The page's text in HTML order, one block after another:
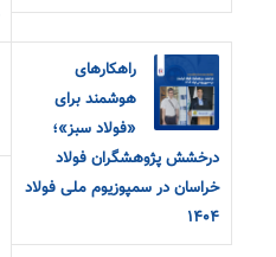
راهکارهای
هوشمند برای
«فولاد سبز»؛
درخشش پژوهشگران فولاد
خراسان در سمپوزیوم ملی فولاد
۱۴۰۴